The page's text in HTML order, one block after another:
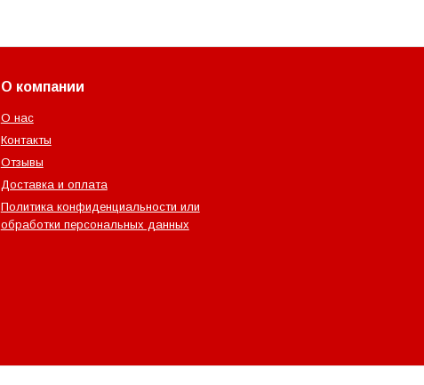
О компании
О нас
Контакты
Отзывы
Доставка и оплата
Политика конфиденциальности или
обработки персональных данных